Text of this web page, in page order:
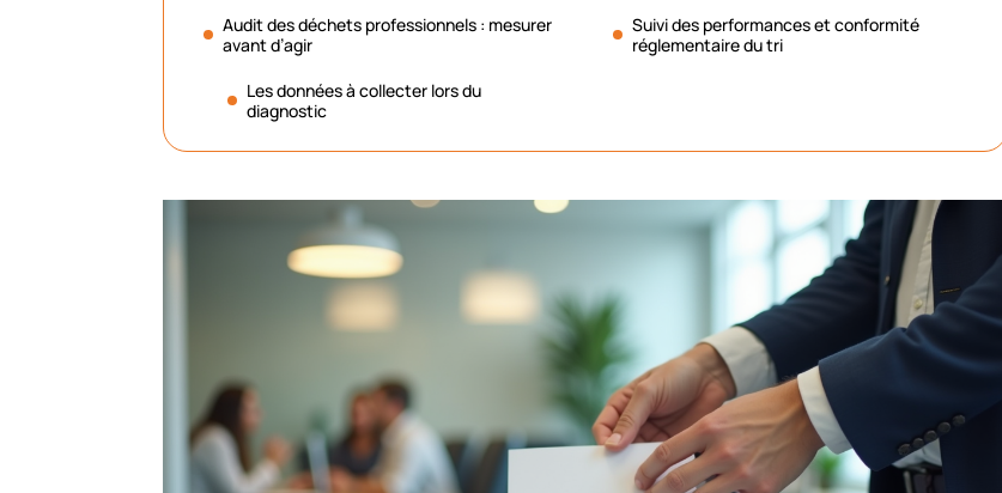
Audit des déchets professionnels : mesurer
avant d’agir
Les données à collecter lors du
diagnostic
Suivi des performances et conformité
réglementaire du tri